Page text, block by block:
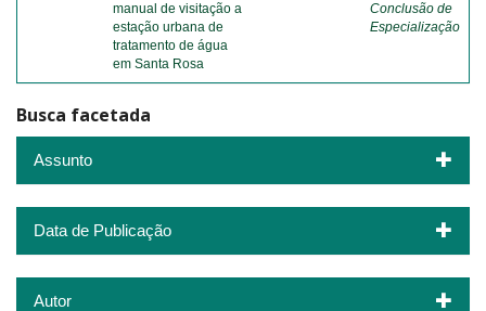
manual de visitação a
estação urbana de
tratamento de água
em Santa Rosa
Conclusão de
Especialização
Busca facetada
Assunto
Data de Publicação
Autor